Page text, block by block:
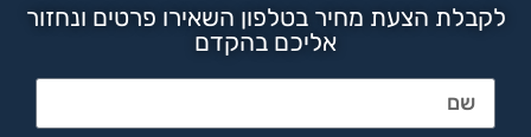
לקבלת הצעת מחיר בטלפון השאירו פרטים ונחזור
אליכם בהקדם